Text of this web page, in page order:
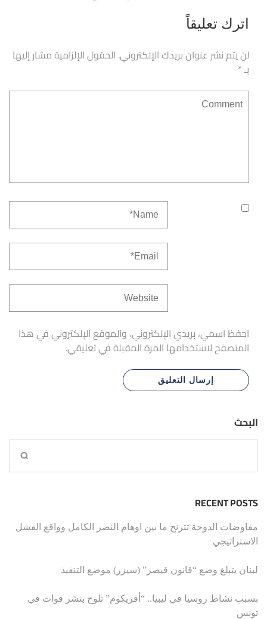
اترك تعليقاً
لن يتم نشر عنوان بريدك الإلكتروني. الحقول الإلزامية مشار إليها
بـ*
احفظ اسمي، بريدي الإلكتروني، والموقع الإلكتروني في هذا
المتصفح لاستخدامها المرة المقبلة في تعليقي.
البحث
RECENT POSTS
مفاوضات الدوحة تترنح ما بين اوهام النصر الكامل وواقع الفشل
الاستراتيجي
لبنان يتبلغ وضع “قانون قيصر” (سيزر) موضع التنفيذ
بسبب نشاط روسيا في ليبيا.. “أفريكوم” تلوح بنشر قوات في
تونس